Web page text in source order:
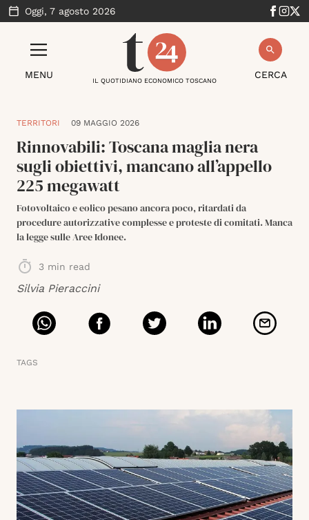
Oggi, 7 agosto 2026
MENU CERCA
IL QUOTIDIANO ECONOMICO TOSCANO
TERRITORI 09 MAGGIO 2026
Rinnovabili: Toscana maglia nera
sugli obiettivi, mancano all’appello
225 megawatt
Fotovoltaico e eolico pesano ancora poco, ritardati da
procedure autorizzative complesse e proteste di comitati. Manca
la legge sulle Aree Idonee.
3 min read
Silvia Pieraccini
TAGS